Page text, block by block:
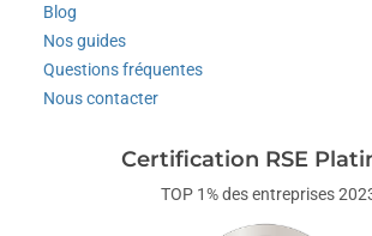
Blog
Nos guides
Questions fréquentes
Nous contacter
Certification RSE
TOP 1% des entreprises